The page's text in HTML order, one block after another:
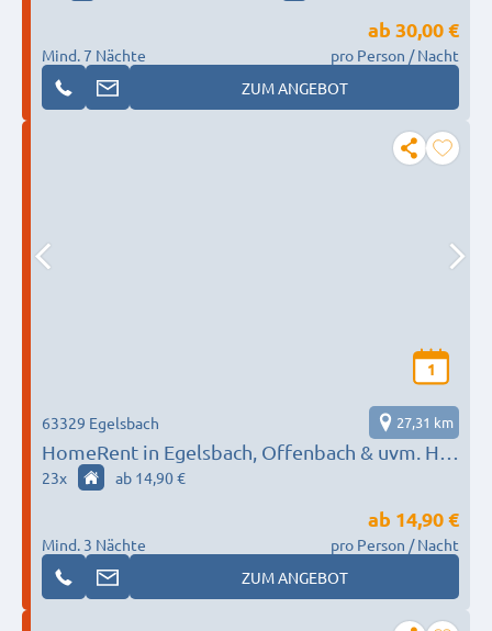
Mind. 7 Nächte
ab 30,00 €
pro Person / Nacht
ZUM ANGEBOT
1
HomeRent in Egelsbach, Offenbach & uvm. HR-
55124-engelsbach
63329 Egelsbach 27,31 km
23x ab 14,90 €
Mind. 3 Nächte
ab 14,90 €
pro Person / Nacht
ZUM ANGEBOT